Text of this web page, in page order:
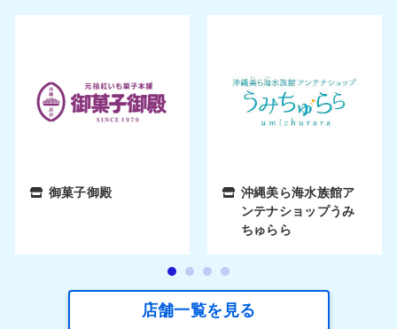
御菓子御殿
沖縄美ら海水族館ア
ンテナショップうみ
ちゅらら
店舗一覧を見る